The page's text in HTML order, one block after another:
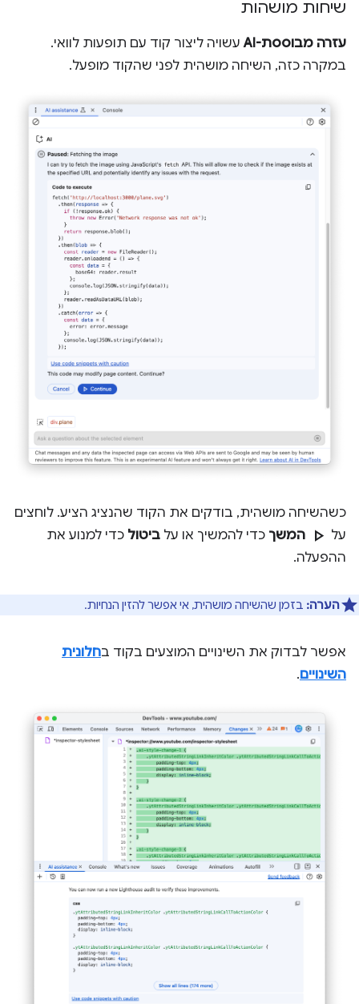
שיחות מושהות
עזרה מבוססת-AI
עשויה ליצור קוד עם תופעות לוואי.
במקרה כזה, השיחה מושהית לפני שהקוד מופעל.
כשהשיחה מושהית, בודקים את הקוד שהנציג הציע. לוחצים
על play_arrow המשך כדי להמשיך או על ביטול כדי למנוע את
ההפעלה.
הערה: בזמן שהשיחה מושהית, אי אפשר להזין הנחיות.
אפשר לבדוק את השינויים המוצעים בקוד בחלונית
השינויים.